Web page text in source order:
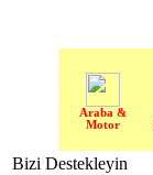
Araba &
Motor
Bizi Destekleyin